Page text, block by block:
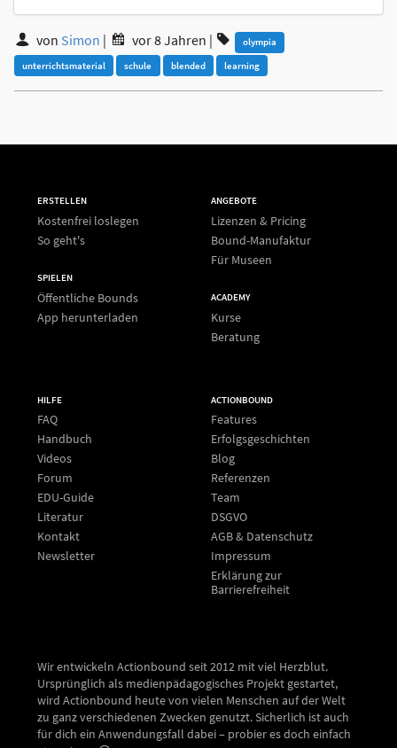
von Simon | vor 8 Jahren |
olympia
unterrichtsmaterial
schule blended learning
ERSTELLEN
Kostenfrei loslegen
So geht's
SPIELEN
Öffentliche Bounds
App herunterladen
ANGEBOTE
Lizenzen & Pricing
Bound-Manufaktur
Für Museen
ACADEMY
Kurse
Beratung
HILFE
FAQ
Handbuch
Videos
Forum
EDU-Guide
Literatur
Kontakt
Newsletter
ACTIONBOUND
Features
Erfolgsgeschichten
Blog
Referenzen
Team
DSGVO
AGB & Datenschutz
Impressum
Erklärung zur
Barrierefreiheit
Wir entwickeln Actionbound seit 2012 mit viel Herzblut.
Ursprünglich als medienpädagogisches Projekt gestartet,
wird Actionbound heute von vielen Menschen auf der Welt
zu ganz verschiedenen Zwecken genutzt. Sicherlich ist auch
für dich ein Anwendungsfall dabei – probier es doch einfach